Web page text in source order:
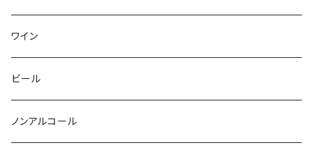
ワイン
ビール
ノンアルコール